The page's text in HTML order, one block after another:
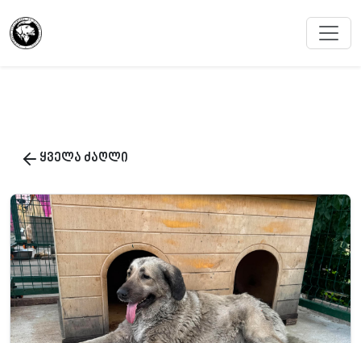
ყველა ძაღლი